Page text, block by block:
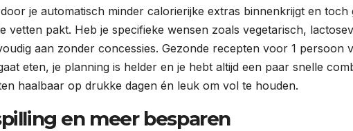
je automatisch minder calorierijke extras binnenkrijgt en toch
vetten pakt. Heb je specifieke wensen zoals vegetarisch,
aan zonder concessies. Gezonde recepten voor 1 persoon
eten, je planning is helder en je hebt altijd een paar snelle
haalbaar op drukke dagen én leuk om vol te houden.
en meer besparen